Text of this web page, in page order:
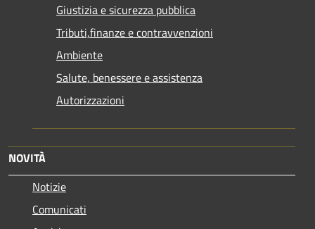
Giustizia e sicurezza pubblica
Tributi,finanze e contravvenzioni
Ambiente
Salute, benessere e assistenza
Autorizzazioni
NOVITÀ
Notizie
Comunicati